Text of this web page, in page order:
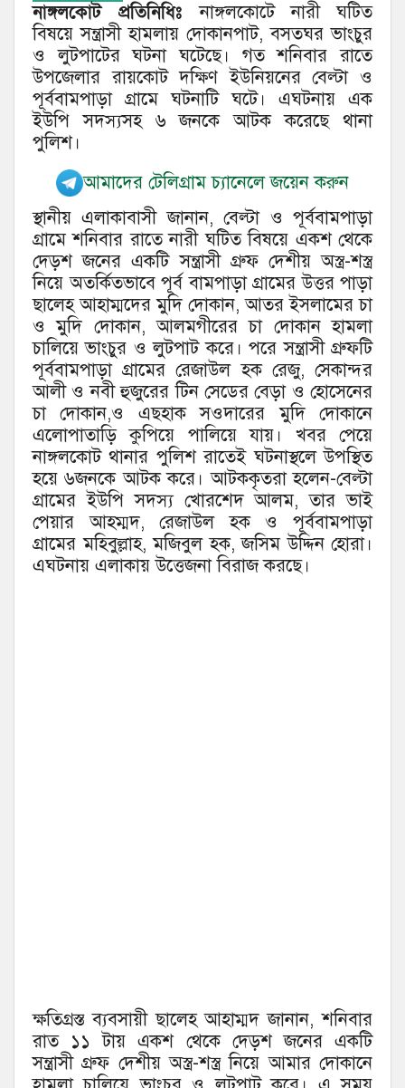
নাঙ্গলকোট প্রতিনিধিঃনাঙ্গলকোটে নারী ঘটিত
বিষয়ে সন্ত্রাসী হামলায় দোকানপাট, বসতঘর ভাংচুর
ও লুটপাটের ঘটনা ঘটেছে। গত শনিবার রাতে
উপজেলার রায়কোট দক্ষিণ ইউনিয়নের বেল্টা ও
পূর্ববামপাড়া গ্রামে ঘটনাটি ঘটে। এঘটনায় এক
ইউপি সদস্যসহ ৬ জনকে আটক করেছে থানা
পুলিশ।
আমাদের টেলিগ্রাম চ্যানেলে জয়েন করুন
স্থানীয় এলাকাবাসী জানান, বেল্টা ও পূর্ববামপাড়া
গ্রামে শনিবার রাতে নারী ঘটিত বিষয়ে একশ থেকে
দেড়শ জনের একটি সন্ত্রাসী গ্রুফ দেশীয় অস্ত্র-শস্ত্র
নিয়ে অতর্কিতভাবে পূর্ব বামপাড়া গ্রামের উত্তর পাড়া
ছালেহ আহাম্মদের মুদি দোকান, আতর ইসলামের চা
ও মুদি দোকান, আলমগীরের চা দোকান হামলা
চালিয়ে ভাংচুর ও লুটপাট করে। পরে সন্ত্রাসী গ্রুফটি
পূর্ববামপাড়া গ্রামের রেজাউল হক রেজু, সেকান্দর
আলী ও নবী হুজুরের টিন সেডের বেড়া ও হোসেনের
চা দোকান,ও এছহাক সওদারের মুদি দোকানে
এলোপাতাড়ি কুপিয়ে পালিয়ে যায়। খবর পেয়ে
নাঙ্গলকোট থানার পুলিশ রাতেই ঘটনাস্থলে উপস্থিত
হয়ে ৬জনকে আটক করে। আটককৃতরা হলেন-বেল্টা
গ্রামের ইউপি সদস্য খোরশেদ আলম, তার ভাই
পেয়ার আহম্মদ, রেজাউল হক ও পূর্ববামপাড়া
গ্রামের মহিবুল্লাহ, মজিবুল হক, জসিম উদ্দিন হোরা।
এঘটনায় এলাকায় উত্তেজনা বিরাজ করছে।
ক্ষতিগ্রস্ত ব্যবসায়ী ছালেহ আহাম্মদ জানান, শনিবার
রাত ১১ টায় একশ থেকে দেড়শ জনের একটি
সন্ত্রাসী গ্রুফ দেশীয় অস্ত্র-শস্ত্র নিয়ে আমার দোকানে